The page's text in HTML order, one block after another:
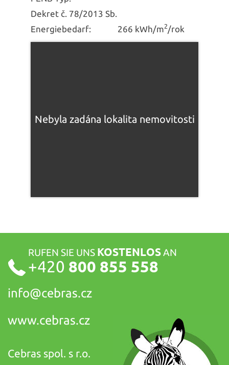
Dekret č. 78/2013 Sb.
Energiebedarf:
266 kWh/m2/rok
RUFEN SIE UNS KOSTENLOSAN
+420 800 855 558
info@cebras.cz
www.cebras.cz
Cebras spol. s r.o.